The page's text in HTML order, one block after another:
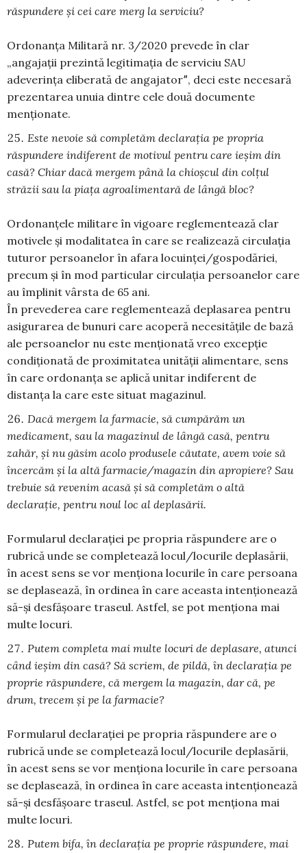
răspundere şi cei care merg la serviciu?
Ordonanţa Militară nr. 3/2020 prevede în clar
„angajații prezintă legitimația de serviciu SAU
adeverința eliberată de angajatorˮ, deci este necesară
prezentarea unuia dintre cele două documente
menționate.
Este nevoie să completăm declaraţia pe propria
răspundere indiferent de motivul pentru care ieşim din
casă? Chiar dacă mergem până la chioşcul din colţul
străzii sau la piaţa agroalimentară de lângă bloc?
Ordonanțele militare în vigoare reglementează clar
motivele și modalitatea în care se realizează circulația
tuturor persoanelor în afara locuinței/gospodăriei,
precum și în mod particular circulația persoanelor care
au împlinit vârsta de 65 ani.
În prevederea care reglementează deplasarea pentru
asigurarea de bunuri care acoperă necesitățile de bază
ale persoanelor nu este menționată vreo excepție
condiționată de proximitatea unității alimentare, sens
în care ordonanța se aplică unitar indiferent de
distanța la care este situat magazinul.
Dacă mergem la farmacie, să cumpărăm un
medicament, sau la magazinul de lângă casă, pentru
zahăr, şi nu găsim acolo produsele căutate, avem voie să
încercăm şi la altă farmacie/magazin din apropiere? Sau
trebuie să revenim acasă şi să completăm o altă
declaraţie, pentru noul loc al deplasării.
Formularul declarației pe propria răspundere are o
rubrică unde se completează locul/locurile deplasării,
în acest sens se vor menționa locurile în care persoana
se deplasează, în ordinea în care aceasta intenționează
să-și desfășoare traseul. Astfel, se pot menționa mai
multe locuri.
Putem completa mai multe locuri de deplasare, atunci
când ieşim din casă? Să scriem, de pildă, în declaraţia pe
proprie răspundere, că mergem la magazin, dar că, pe
drum, trecem şi pe la farmacie?
Formularul declarației pe propria răspundere are o
rubrică unde se completează locul/locurile deplasării,
în acest sens se vor menționa locurile în care persoana
se deplasează, în ordinea în care aceasta intenționează
să-și desfășoare traseul. Astfel, se pot menționa mai
multe locuri.
Putem bifa, în declaraţia pe proprie răspundere, mai